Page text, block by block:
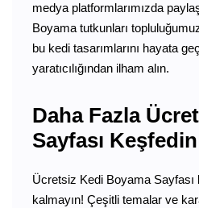
medya platformlarımızda
Boyama tutkunları
bu kedi tasarımlarını hayata
yaratıcılığından ilham alın.
Daha Fazla
Sayfası Keşfedin
Ücretsiz Kedi Boyama
kalmayın! Çeşitli temalar ve